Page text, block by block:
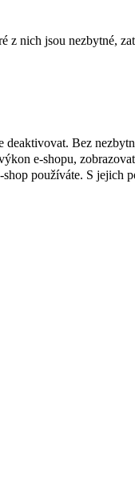
nich jsou nezbytné,
deaktivovat. Bez
e-shopu,
používáte. S jejich